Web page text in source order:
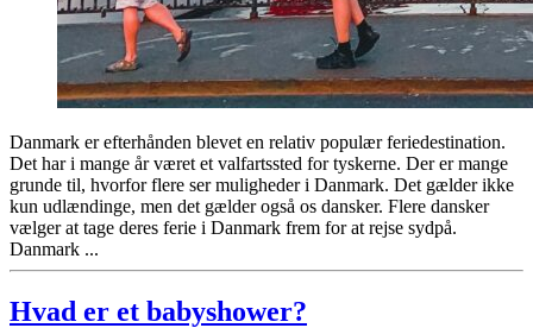
Danmark er efterhånden blevet en relativ populær feriedestination.
Det har i mange år været et valfartssted for tyskerne. Der er mange
grunde til, hvorfor flere ser muligheder i Danmark. Det gælder ikke
kun udlændinge, men det gælder også os dansker. Flere dansker
vælger at tage deres ferie i Danmark frem for at rejse sydpå.
Danmark ...
Hvad er et babyshower?